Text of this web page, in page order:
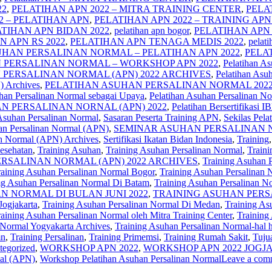
, PELATIHAN APN 2022 – MITRA TRAINING CENTER,
– PELATIHAN APN, PELATIHAN APN 2022 – TRAINING APN
APN BIDAN 2022, pelatihan apn bogor, PELATIHAN APN
APN RS 2022, PELATIHAN APN TENAGA MEDIS 2022,
PERSALINAN NORMAL – PELATIHAN APN 2022,
NORMAL – WORKSHOP APN 2022, Pelatihan
NORMAL (APN) 2022 ARCHIVES, Pelatihan
Archives, PELATIHAN ASUHAN PERSALINAN NORMAL 2022
Persalinan Normal sebagai Upaya, Pelatihan Asuhan Persalinan
PERSALINAN NORNAL (APN) 2022, Pelatihan Bersertifikasi
Persalinan Normal, Sasaran Peserta Training APN, Sekilas
Persalinan Normal (APN), SEMINAR ASUHAN PERSALINAN
Normal (APN) Archives, Sertifikasi Ikatan Bidan Indonesia, Training,
, Training Asuhan, Training Asuhan Persalinan Normal,
NORMAL (APN) 2022 ARCHIVES, Training Asuhan
Asuhan Persalinan Normal Bogor, Training Asuhan Persalinan
Asuhan Persalinan Normal Di Batam, Training Asuhan Persalinan
NORMAL DI BULAN JUNI 2022, TRAINING ASUHAN
, Training Asuhan Persalinan Normal Di Medan, Training
Asuhan Persalinan Normal oleh Mitra Training Center, Training
Yogyakarta Archives, Training Asuhan Persalinan Normal-hal
, Training Persalinan, Training Primemsi, Training Rumah Sakit,
, WORKSHOP APN 2022, WORKSHOP APN 2022 JOGJA
(APN), Workshop Pelatihan Asuhan Persalinan NormalLeave a